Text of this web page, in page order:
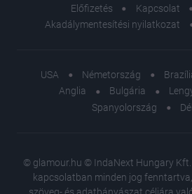
Előfizetés
Kapcsolat
Akadálymentesítési nyilatkozat
USA Németország
Anglia
Bulgária
Spanyolország
© glamour.hu © IndaNext Hungary
kapcsolatban minden jog